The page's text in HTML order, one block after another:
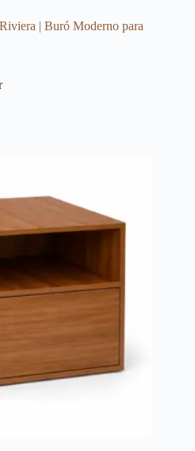
| Buró Moderno para